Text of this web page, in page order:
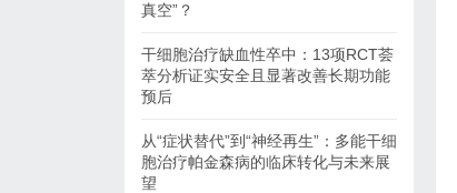
真空”？
干细胞治疗缺血性卒中：13项RCT荟
萃分析证实安全且显著改善长期功能
预后
从“症状替代”到“神经再生”：多能干细
胞治疗帕金森病的临床转化与未来展
望